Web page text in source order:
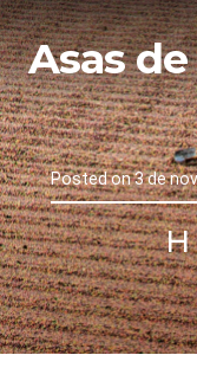
Asas
Posted on3 de